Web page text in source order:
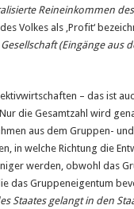
Reineinkommen
Volkes als ‚Profit‘
(Eingänge aus
– das ist
die Gesamtzahl wird
aus dem Gruppen-
in welche Richtung die
werden, obwohl das
das Gruppeneigentum
Staates gelangt in den